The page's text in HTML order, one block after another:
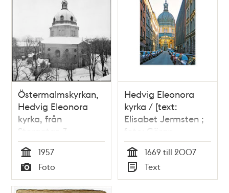
Östermalmskyrkan,
Hedvig Eleonora
kyrka, från
Storgatan 3
Tid
1957
Typ
Foto
Hedvig Eleonora
kyrka / [text:
Elisabet Jermsten ;
foto: Göran
Fredriksson]
Tid
1669 till 2007
Typ
Text